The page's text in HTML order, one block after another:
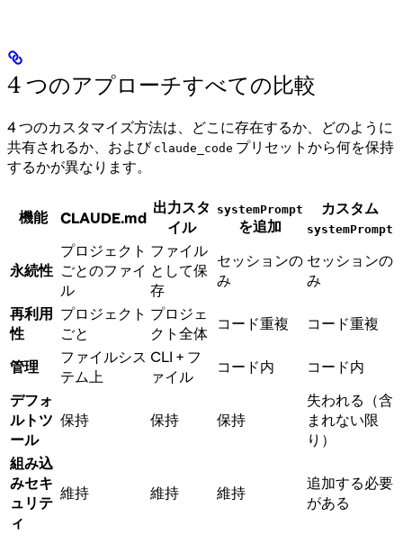
4 つのアプローチすべての比較
4 つのカスタマイズ方法は、どこに存在するか、どのように
共有されるか、および claude_code プリセットから何を保持
するかが異なります。
機能 CLAUDE.md
出力スタ
イル
systemPrompt
を追加
カスタム
systemPrompt
永続性
プロジェクト
ごとのファイ
ル
ファイル
として保
存
セッションの
み
セッションの
み
再利用
性
プロジェクト
ごと
プロジェ
クト全体
コード重複 コード重複
管理
ファイルシス
テム上
CLI + フ
ァイル
コード内
コード内
デフォ
ルトツ
ール
保持 保持 保持
失われる（含
まれない限
り）
組み込
みセキ
ュリテ
ィ
維持 維持 維持
追加する必要
がある